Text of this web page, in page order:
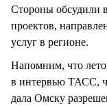
Стороны обсудили
проектов,
услуг в регионе.
Напомним, что
в интервью ТАСС,
дала Омску